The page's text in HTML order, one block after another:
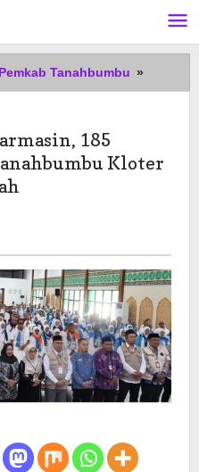
Pemkab Tanahbumbu »
dari
Calon
18
Menuju
Jeddah
185
Kloter